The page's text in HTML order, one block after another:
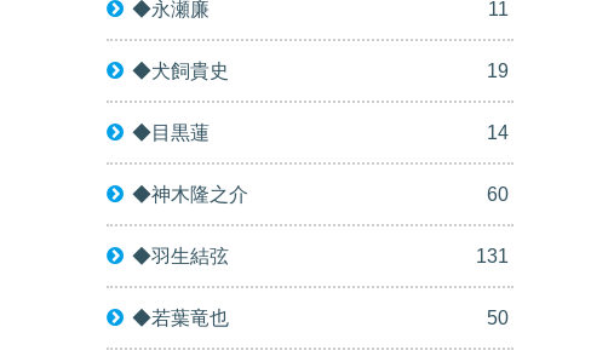
◆永瀬廉 11
◆犬飼貴史 19
◆目黒蓮 14
◆神木隆之介 60
◆羽生結弦 131
◆若葉竜也 50